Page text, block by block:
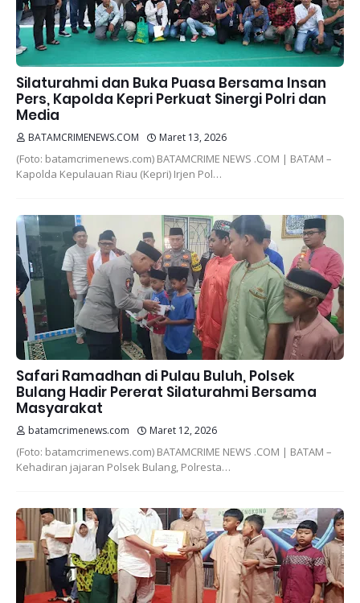
Silaturahmi dan Buka Puasa Bersama Insan
Pers, Kapolda Kepri Perkuat Sinergi Polri dan
Media
BATAMCRIMENEWS.COM Maret 13, 2026
(Foto: batamcrimenews.com) BATAMCRIME NEWS .COM | BATAM –
Kapolda Kepulauan Riau (Kepri) Irjen Pol…
Safari Ramadhan di Pulau Buluh, Polsek
Bulang Hadir Pererat Silaturahmi Bersama
Masyarakat
batamcrimenews.com Maret 12, 2026
(Foto: batamcrimenews.com) BATAMCRIME NEWS .COM | BATAM –
Kehadiran jajaran Polsek Bulang, Polresta…